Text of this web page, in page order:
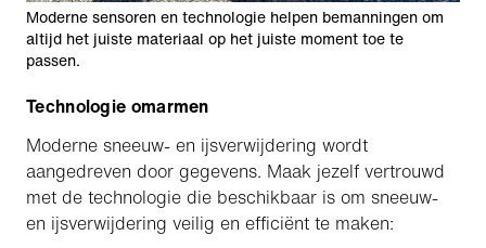
Moderne sensoren en technologie helpen bemanningen om
altijd het juiste materiaal op het juiste moment toe te
passen.
Technologie omarmen
Moderne sneeuw- en ijsverwijdering wordt
aangedreven door gegevens. Maak jezelf vertrouwd
met de technologie die beschikbaar is om sneeuw-
en ijsverwijdering veilig en efficiënt te maken: